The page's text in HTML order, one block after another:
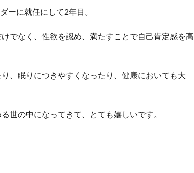
ーに就任にして2年目。
でなく、性欲を認め、満たすことで自己肯定感を高
、眠りにつきやすくなったり、健康においても大
世の中になってきて、とても嬉しいです。